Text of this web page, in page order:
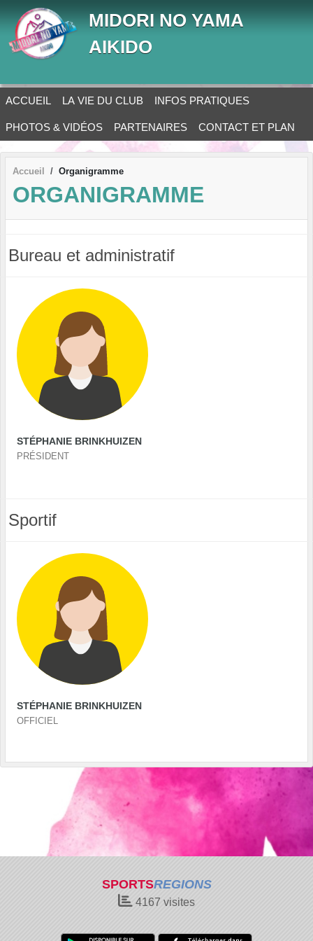
MIDORI NO YAMA
AIKIDO
ACCUEIL LA VIE DU CLUB INFOS PRATIQUES
PHOTOS & VIDÉOS PARTENAIRES CONTACT ET PLAN
Accueil Organigramme
ORGANIGRAMME
Bureau et administratif
STÉPHANIE BRINKHUIZEN
PRÉSIDENT
Sportif
STÉPHANIE BRINKHUIZEN
OFFICIEL
SPORTSREGIONS
4167 visites
Panneau de gestion des cookies